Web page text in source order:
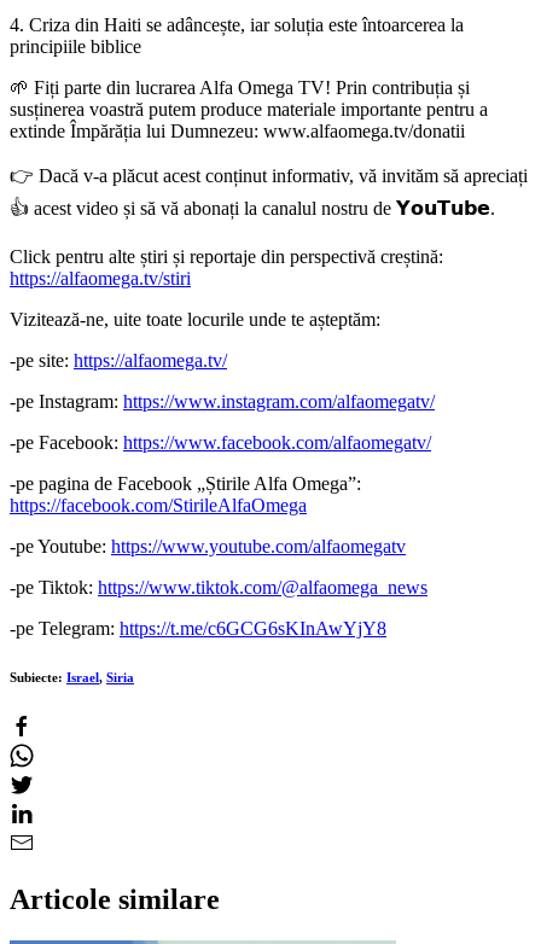
4. Criza din Haiti se adâncește, iar soluția este întoarcerea la
principiile biblice
🌱 Fiți parte din lucrarea Alfa Omega TV! Prin contribuția și
susținerea voastră putem produce materiale importante pentru a
extinde Împărăția lui Dumnezeu: www.alfaomega.tv/donatii
👉 Dacă v-a plăcut acest conținut informativ, vă invităm să apreciați
👍 acest video și să vă abonați la canalul nostru de 𝗬𝗼𝘂𝗧𝘂𝗯𝗲.
Click pentru alte știri și reportaje din perspectivă creștină:
https://alfaomega.tv/stiri
Vizitează-ne, uite toate locurile unde te așteptăm:
-pe site: https://alfaomega.tv/
-pe Instagram: https://www.instagram.com/alfaomegatv/
-pe Facebook: https://www.facebook.com/alfaomegatv/
-pe pagina de Facebook „Știrile Alfa Omega”:
https://facebook.com/StirileAlfaOmega
-pe Youtube: https://www.youtube.com/alfaomegatv
-pe Tiktok: https://www.tiktok.com/@alfaomega_news
-pe Telegram: https://t.me/c6GCG6sKInAwYjY8
Subiecte: Israel, Siria
Articole similare